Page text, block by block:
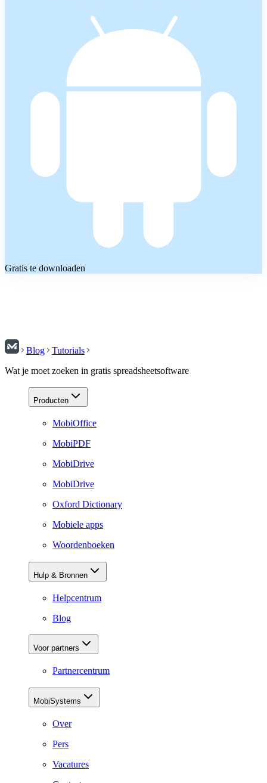
Gratis te downloaden
Blog
Tutorials
Wat je moet zoeken in gratis spreadsheetsoftware
Producten
MobiOffice
MobiPDF
MobiDrive
MobiDrive
Oxford Dictionary
Mobiele apps
Woordenboeken
Hulp & Bronnen
Helpcentrum
Blog
Voor partners
Partnercentrum
MobiSystems
Over
Pers
Vacatures